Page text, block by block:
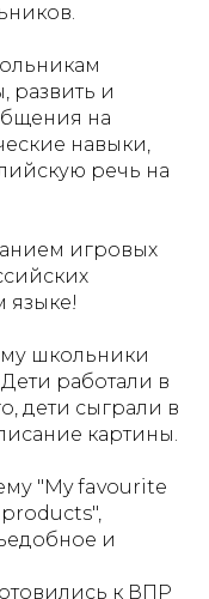
развить и
на
навыки,
речь на
игровых
языке!
школьники
работали в
дети сыграли в
картины.
"My favourite
и
к ВПР